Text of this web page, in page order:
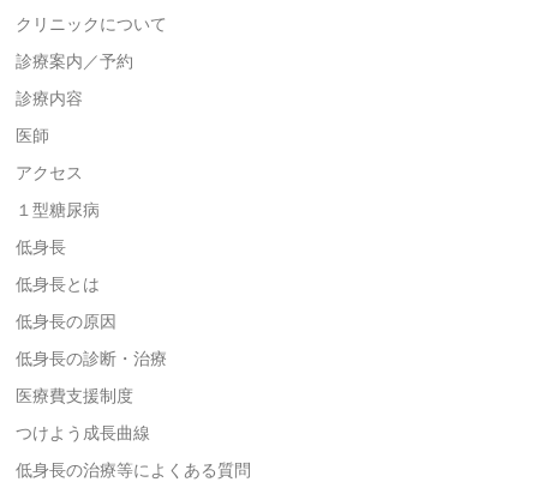
クリニックについて
診療案内／予約
診療内容
医師
アクセス
１型糖尿病
低身長
低身長とは
低身長の原因
低身長の診断・治療
医療費支援制度
つけよう成長曲線
低身長の治療等によくある質問